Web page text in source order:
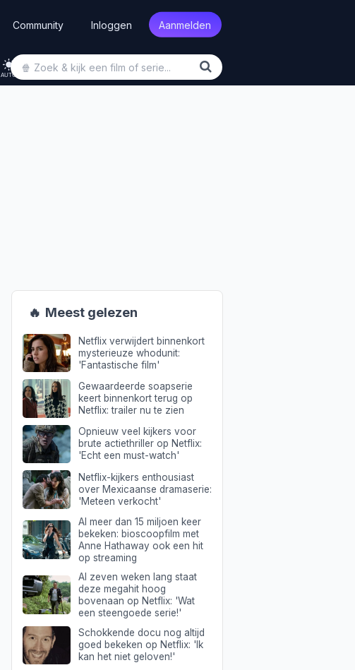
Community Inloggen Aanmelden
AUTO
🔥 Meest gelezen
Netflix verwijdert binnenkort
mysterieuze whodunit:
'Fantastische film'
Gewaardeerde soapserie
keert binnenkort terug op
Netflix: trailer nu te zien
Opnieuw veel kijkers voor
brute actiethriller op Netflix:
'Echt een must-watch'
Netflix-kijkers enthousiast
over Mexicaanse dramaserie:
'Meteen verkocht'
Al meer dan 15 miljoen keer
bekeken: bioscoopfilm met
Anne Hathaway ook een hit
op streaming
Al zeven weken lang staat
deze megahit hoog
bovenaan op Netflix: 'Wat
een steengoede serie!'
Schokkende docu nog altijd
goed bekeken op Netflix: 'Ik
kan het niet geloven!'